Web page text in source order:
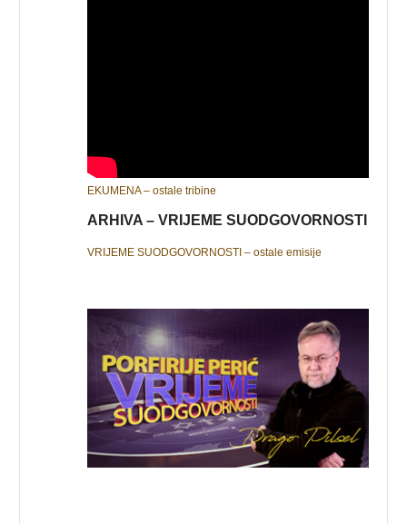
EKUMENA – ostale tribine
ARHIVA – VRIJEME SUODGOVORNOSTI
VRIJEME SUODGOVORNOSTI – ostale emisije